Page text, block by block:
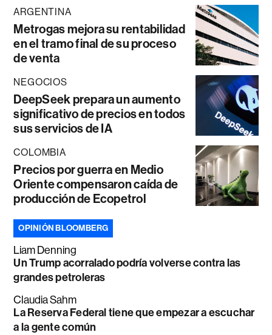
ARGENTINA
Metrogas mejora su rentabilidad
en el tramo final de su proceso
de venta
NEGOCIOS
DeepSeek prepara un aumento
significativo de precios en todos
sus servicios de IA
COLOMBIA
Precios por guerra en Medio
Oriente compensaron caída de
producción de Ecopetrol
OPINIÓN BLOOMBERG
Liam Denning
Un Trump acorralado podría volverse contra las
grandes petroleras
Claudia Sahm
La Reserva Federal tiene que empezar a escuchar
a la gente común